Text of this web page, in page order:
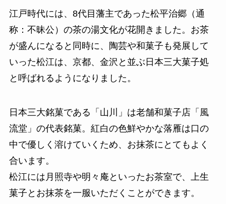
江戸時代には、8代目藩主であった松平治郷（通
称：不昧公）の茶の湯文化が花開きました。お茶
が盛んになると同時に、陶芸や和菓子も発展して
いった松江は、京都、金沢と並ぶ日本三大菓子処
と呼ばれるようになりました。
日本三大銘菓である「山川」は老舗和菓子店「風
流堂」の代表銘菓。紅白の色鮮やかな落雁は口の
中で優しく溶けていくため、お抹茶にとてもよく
合います。
松江には月照寺や明々庵といったお茶室で、上生
菓子とお抹茶を一服いただくことができます。